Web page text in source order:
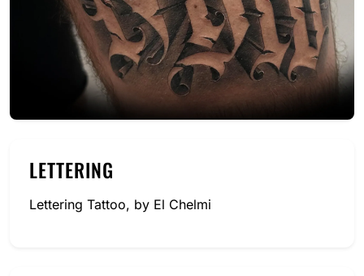
LETTERING
Lettering Tattoo, by El Chelmi